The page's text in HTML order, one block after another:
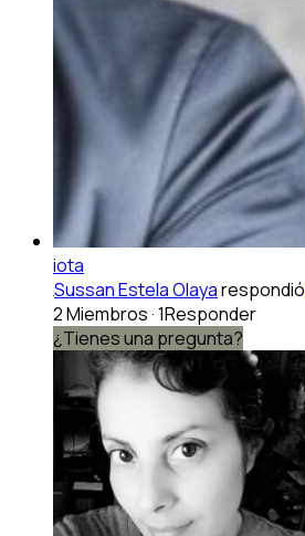
iota
Sussan Estela Olayarespondió
2 Miembros·1Responder
¿Tienes una pregunta?